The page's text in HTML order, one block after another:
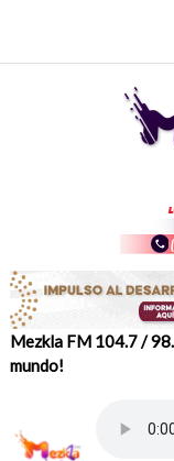
content
Mezkla FM 104.7 /
mundo!